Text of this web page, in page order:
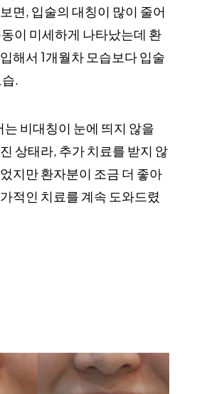
면, 입술의 대칭이 많이 줄어
이 미세하게 나타났는데 환
해서 1개월차 모습보다 입술
.
비대칭이 눈에 띄지 않을
상태라, 추가 치료를 받지 않
지만 환자분이 조금 더 좋아
적인 치료를 계속 도와드렸